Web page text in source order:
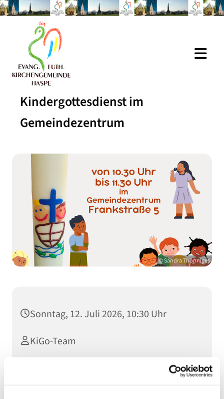
Kindergottesdienst im
Gemeindezentrum
© Sandra Thönniges
Sonntag, 12. Juli 2026, 10:30 Uhr
KiGo-Team